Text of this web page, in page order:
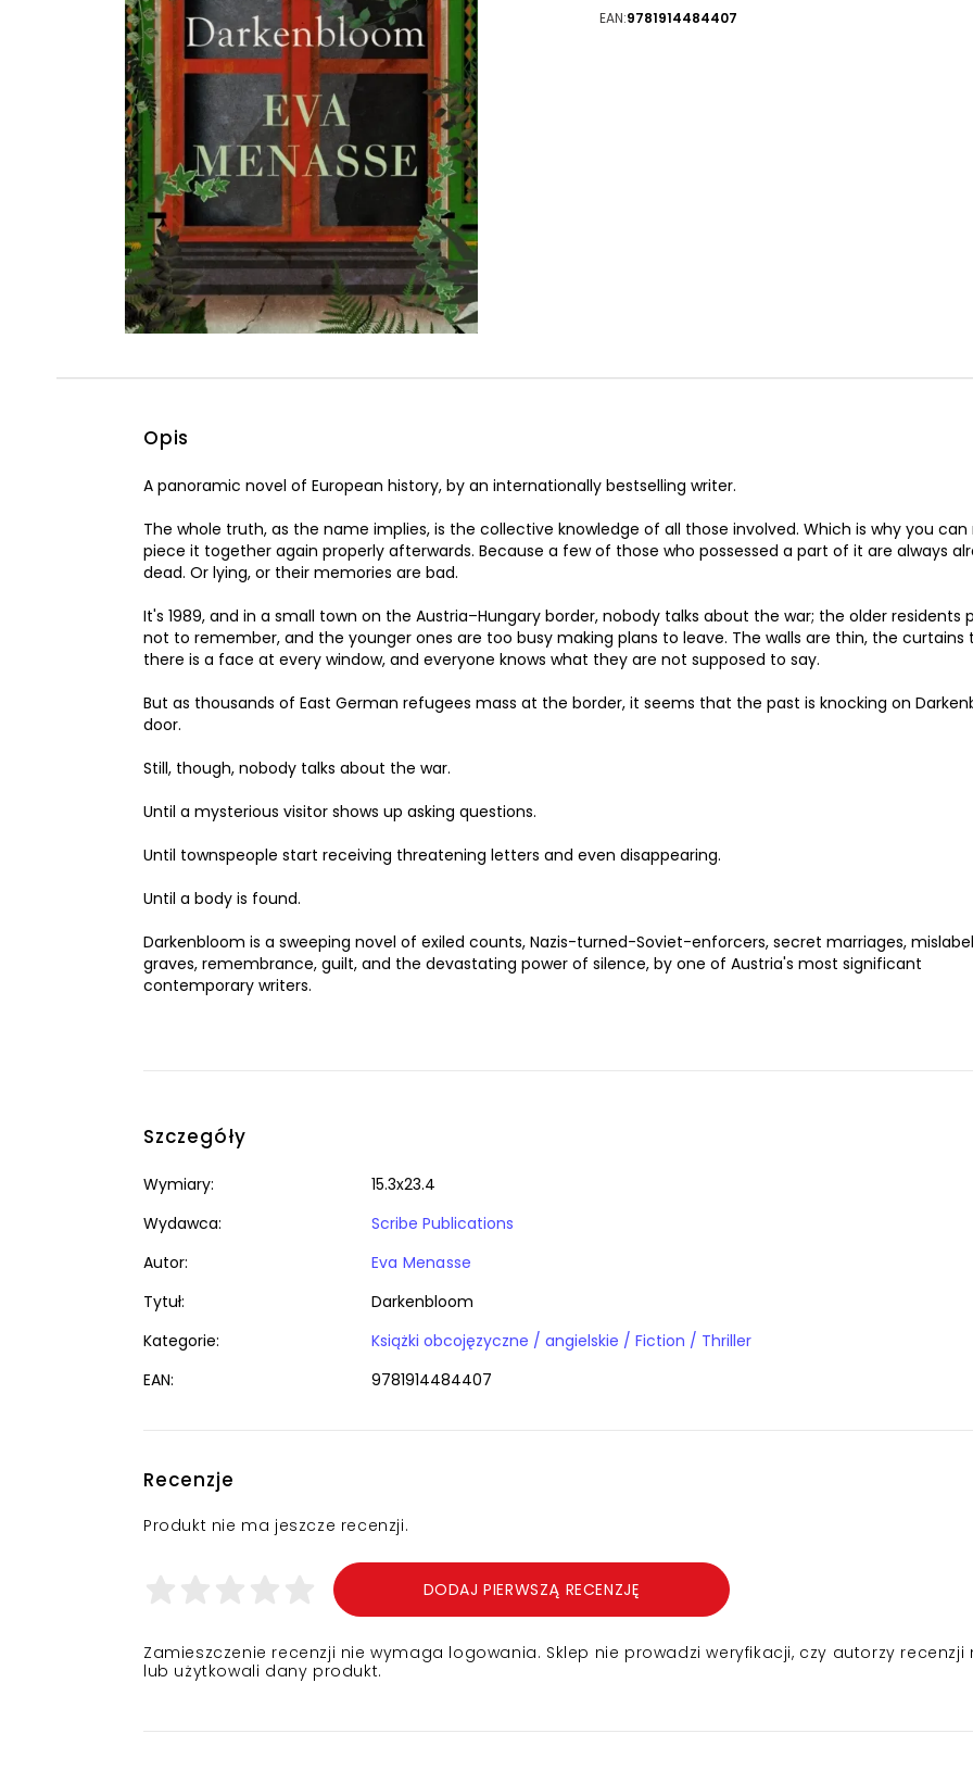
EAN:9781914484407
Opis
A panoramic novel of European history, by an internationally bestselling writer.
The whole truth, as the name implies, is the collective knowledge of all those involved. Which is why you can
piece it together again properly afterwards. Because a few of those who possessed a part of it are always
dead. Or lying, or their memories are bad.
It's 1989, and in a small town on the Austria–Hungary border, nobody talks about the war; the older residents
not to remember, and the younger ones are too busy making plans to leave. The walls are thin, the curtains
there is a face at every window, and everyone knows what they are not supposed to say.
But as thousands of East German refugees mass at the border, it seems that the past is knocking on
door.
Still, though, nobody talks about the war.
Until a mysterious visitor shows up asking questions.
Until townspeople start receiving threatening letters and even disappearing.
Until a body is found.
Darkenbloom is a sweeping novel of exiled counts, Nazis-turned-Soviet-enforcers, secret marriages,
graves, remembrance, guilt, and the devastating power of silence, by one of Austria's most significant
contemporary writers.
Szczegóły
Wymiary:
15.3x23.4
Wydawca:
Scribe Publications
Autor:
Eva Menasse
Tytuł:
Darkenbloom
Kategorie:
Książki obcojęzyczne / angielskie / Fiction / Thriller
EAN:
9781914484407
Recenzje
Produkt nie ma jeszcze recenzji.
DODAJ PIERWSZĄ RECENZJĘ
Zamieszczenie recenzji nie wymaga logowania. Sklep nie prowadzi weryfikacji, czy autorzy recenzji
lub użytkowali dany produkt.
Powiększony kursor
Pomoc w czytaniu
Podkreślenie linków